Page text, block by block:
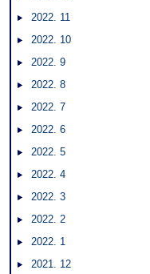
2022. 11
2022. 10
2022. 9
2022. 8
2022. 7
2022. 6
2022. 5
2022. 4
2022. 3
2022. 2
2022. 1
2021. 12